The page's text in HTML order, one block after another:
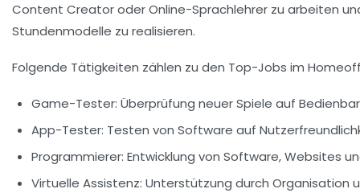
Content Creator oder Online-Sprachlehrer zu arbeiten
Stundenmodelle zu realisieren.
Folgende Tätigkeiten zählen zu den Top-Jobs im
Game-Tester: Überprüfung neuer Spiele auf
App-Tester: Testen von Software auf
Programmierer: Entwicklung von Software, Websites
Virtuelle Assistenz: Unterstützung durch Organisation